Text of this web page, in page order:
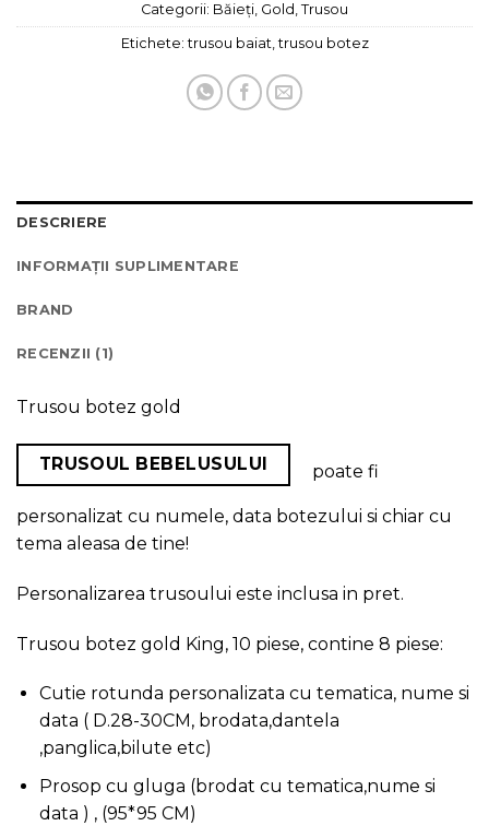
Categorii: Băieți, Gold , Trusou
Etichete:trusou baiat,trusou botez
DESCRIERE
INFORMAȚII SUPLIMENTARE
BRAND
RECENZII (1)
Trusou botez gold
TRUSOUL BEBELUSULUI poate fi
personalizat cu numele, data botezului si chiar cu
tema aleasa de tine!
Personalizarea trusoului este inclusa in pret.
Trusou botez gold King, 10 piese, contine 8 piese:
Cutie rotunda personalizata cu tematica, nume si
data ( D.28-30CM, brodata,dantela
,panglica,bilute etc)
Prosop cu gluga (brodat cu tematica,nume si
data ) , (95*95 CM)